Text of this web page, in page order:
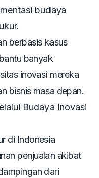
budaya
berbasis kasus
banyak
inovasi mereka
bisnis masa depan.
Budaya Inovasi
di Indonesia
penjualan akibat
dari